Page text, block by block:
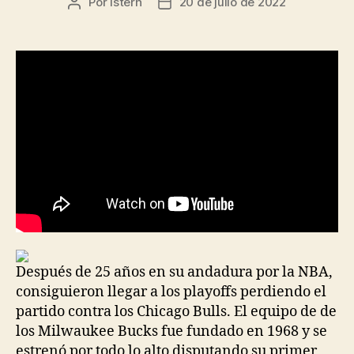
entrada
entrada
Después de 25 años en su andadura por la NBA,
consiguieron llegar a los playoffs perdiendo el
partido contra los Chicago Bulls. El equipo de de
los Milwaukee Bucks fue fundado en 1968 y se